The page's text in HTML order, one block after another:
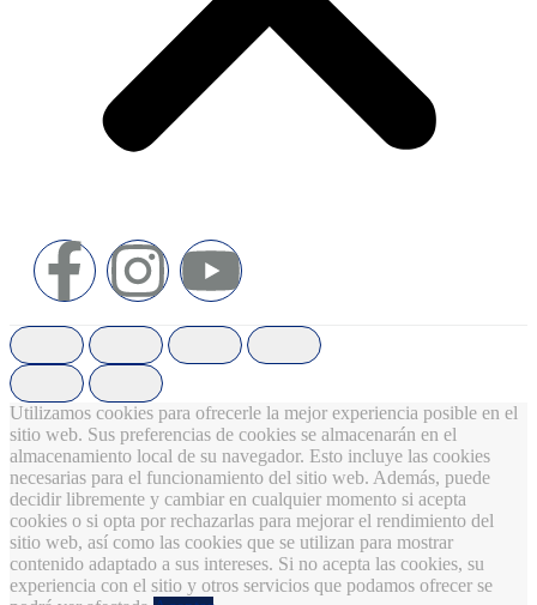
Utilizamos cookies para ofrecerle la mejor experiencia posible en el
sitio web. Sus preferencias de cookies se almacenarán en el
almacenamiento local de su navegador. Esto incluye las cookies
necesarias para el funcionamiento del sitio web. Además, puede
decidir libremente y cambiar en cualquier momento si acepta
cookies o si opta por rechazarlas para mejorar el rendimiento del
sitio web, así como las cookies que se utilizan para mostrar
contenido adaptado a sus intereses. Si no acepta las cookies, su
experiencia con el sitio y otros servicios que podamos ofrecer se